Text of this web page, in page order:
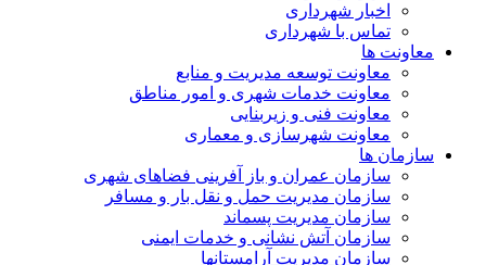
اخبار شهرداری
تماس با شهرداری
معاونت ها
معاونت توسعه مدیریت و منابع
معاونت خدمات شهری و امور مناطق
معاونت فنی و زیربنایی
معاونت شهرسازی و معماری
سازمان ها
سازمان عمران و باز آفرینی فضاهای شهری
سازمان مدیریت حمل و نقل بار و مسافر
سازمان مدیریت پسماند
سازمان آتش نشانی و خدمات ایمنی
سازمان مدیریت آرامستانها